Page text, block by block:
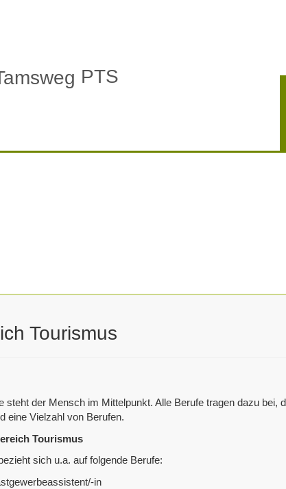
PTS
Tourismus
steht der Mensch im Mittelpunkt. Alle Berufe tragen dazu
eine Vielzahl von Berufen.
Tourismus
sich u.a. auf folgende Berufe:
in